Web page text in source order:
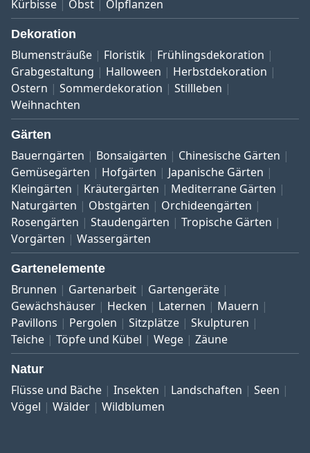
Kürbisse Obst Ölpflanzen
Dekoration
Blumensträuße Floristik
Frühlingsdekoration
Grabgestaltung
Halloween
Herbstdekoration
Ostern
Sommerdekoration
Stillleben
Weihnachten
Gärten
Bauerngärten Bonsaigärten
Chinesische Gärten
Gemüsegärten
Hofgärten
Japanische Gärten
Kleingärten
Kräutergärten
Mediterrane Gärten
Naturgärten
Obstgärten
Orchideengärten
Rosengärten
Staudengärten
Tropische Gärten
Vorgärten
Wassergärten
Gartenelemente
Brunnen Gartenarbeit
Gartengeräte
Gewächshäuser
Hecken Laternen
Mauern
Pavillons
Pergolen Sitzplätze
Skulpturen
Teiche
Töpfe und Kübel Wege Zäune
Natur
Flüsse und Bäche Insekten Landschaften
Seen
Vögel
Wälder Wildblumen